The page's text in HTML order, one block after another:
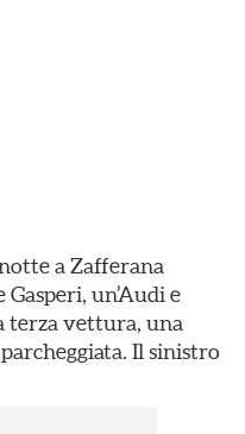
a Zafferana
un’Audi e
terza vettura, una
Il sinistro